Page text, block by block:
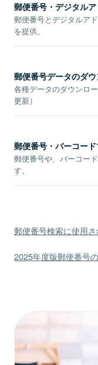
郵便番号・デジタル
郵便番号とデジタルア
を提供。
郵便番号データのダ
各種データのダウンロ
更新）
郵便番号・バーコー
郵便番号や、バーコー
す。
郵便番号検索に使用
2025年度版郵便番号